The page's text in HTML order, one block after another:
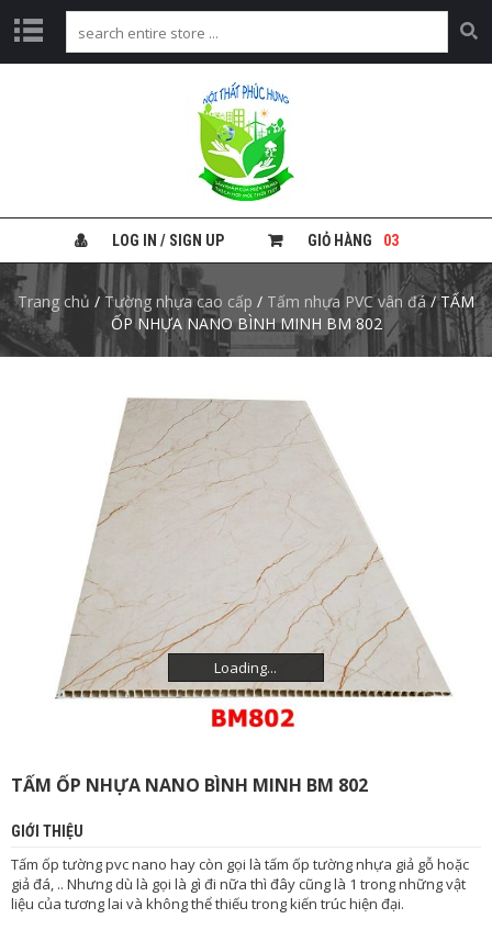
I
T
H
I
Ệ
U
À
N
N
H
Ự
A
LOG IN / SIGN UP GIỎ HÀNG 03
Trang chủ / Tường nhựa cao cấp / Tấm nhựa PVC vân đá/ TẤM
ỐP NHỰA NANO BÌNH MINH BM 802
Loading...
Loading...
Loading...
TẤM ỐP NHỰA NANO BÌNH MINH BM 802
GIỚI THIỆU
Tấm ốp tường pvc nano hay còn gọi là tấm ốp tường nhựa giả gỗ hoặc
giả đá, .. Nhưng dù là gọi là gì đi nữa thì đây cũng là 1 trong những vật
liệu của tương lai và không thể thiếu trong kiến trúc hiện đại.